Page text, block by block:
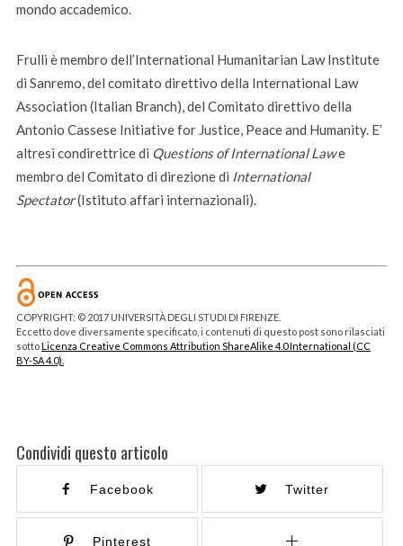
mondo accademico.
Frulli è membro dell’International Humanitarian Law Institute
di Sanremo, del comitato direttivo della International Law
Association (Italian Branch), del Comitato direttivo della
Antonio Cassese Initiative for Justice, Peace and Humanity. E’
altresì condirettrice di Questions of International Lawe
membro del Comitato di direzione di International
Spectator(Istituto affari internazionali).
COPYRIGHT: © 2017 UNIVERSITÀ DEGLI STUDI DI FIRENZE.
Eccetto dove diversamente specificato, i contenuti di questo post sono rilasciati
sottoLicenza Creative Commons Attribution ShareAlike 4.0 International (CC
BY-SA 4.0).
Condividi questo articolo
Facebook Twitter
Pinterest